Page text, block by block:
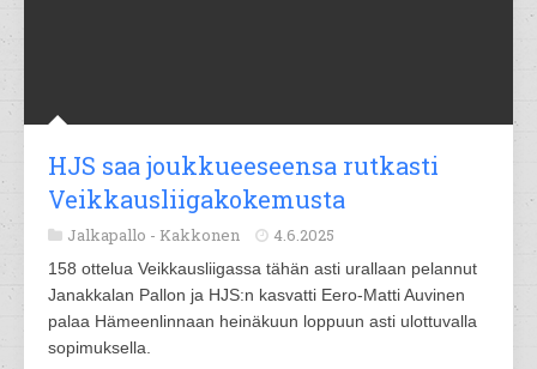
HJS saa joukkueeseensa rutkasti
Veikkausliigakokemusta
Jalkapallo - Kakkonen 4.6.2025
158 ottelua Veikkausliigassa tähän asti urallaan pelannut
Janakkalan Pallon ja HJS:n kasvatti Eero-Matti Auvinen
palaa Hämeenlinnaan heinäkuun loppuun asti ulottuvalla
sopimuksella.